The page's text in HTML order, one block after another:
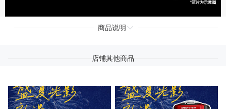
商品说明
店铺其他商品